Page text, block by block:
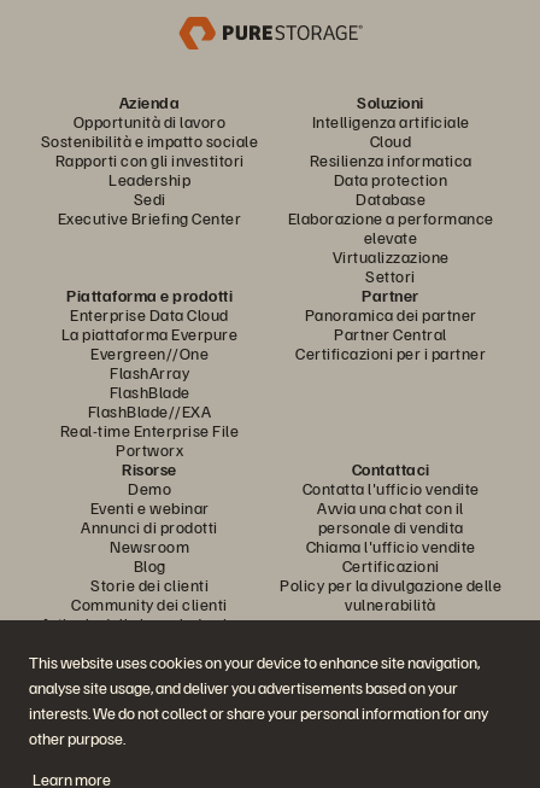
This website uses cookies on your device to enhance site navigation,
analyse site usage, and deliver you advertisements based on your
interests. We do not collect or share your personal information for any
other purpose.
Learn more
Azienda
Opportunità di lavoro
Sostenibilità e impatto sociale
Rapporti con gli investitori
Leadership
Sedi
Executive Briefing Center
Soluzioni
Intelligenza artificiale
Cloud
Resilienza informatica
Data protection
Database
Elaborazione a performance
elevate
Virtualizzazione
Settori
Piattaforma e prodotti
Enterprise Data Cloud
La piattaforma Everpure
Evergreen//One
FlashArray
FlashBlade
FlashBlade//EXA
Real-time Enterprise File
Portworx
Partner
Panoramica dei partner
Partner Central
Certificazioni per i partner
Risorse
Demo
Eventi e webinar
Annunci di prodotti
Newsroom
Blog
Storie dei clienti
Community dei clienti
Articolo della knowledge base
Contattaci
Contatta l'ufficio vendite
Avvia una chat con il
personale di vendita
Chiama l'ufficio vendite
Certificazioni
Policy per la divulgazione delle
vulnerabilità
Partecipa alla conversazione
Segui tutti i canali social ufficiali di Everpure